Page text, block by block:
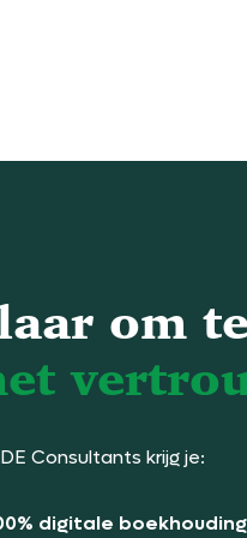
om te
Consultants krijg je:
digitale boekhouding